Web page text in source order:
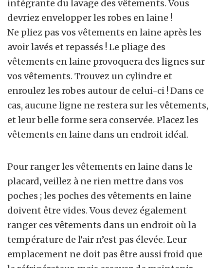
intégrante du lavage des vêtements. Vous
devriez envelopper les robes en laine !
Ne pliez pas vos vêtements en laine après les
avoir lavés et repassés ! Le pliage des
vêtements en laine provoquera des lignes sur
vos vêtements. Trouvez un cylindre et
enroulez les robes autour de celui-ci ! Dans ce
cas, aucune ligne ne restera sur les vêtements,
et leur belle forme sera conservée. Placez les
vêtements en laine dans un endroit idéal.
Pour ranger les vêtements en laine dans le
placard, veillez à ne rien mettre dans vos
poches ; les poches des vêtements en laine
doivent être vides. Vous devez également
ranger ces vêtements dans un endroit où la
température de l’air n’est pas élevée. Leur
emplacement ne doit pas être aussi froid que